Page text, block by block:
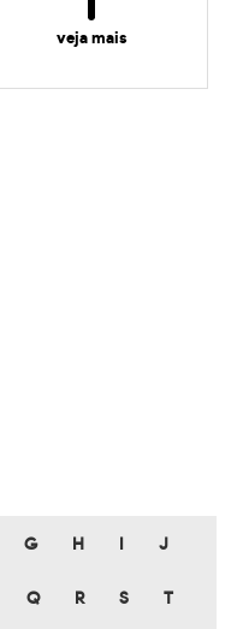
veja mais
G H J
Q R S T